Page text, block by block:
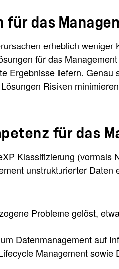
für das
erheblich
für das
Ergebnisse liefern.
Risiken
für das
Klassifizierung (vormals
unstrukturierter
Probleme gelöst,
Datenmanagement auf
Management